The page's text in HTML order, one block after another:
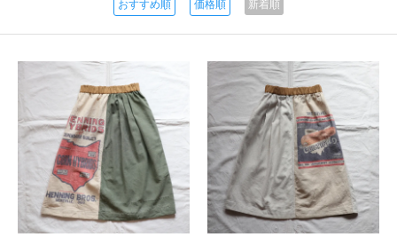
おすすめ順 価格順 新着順